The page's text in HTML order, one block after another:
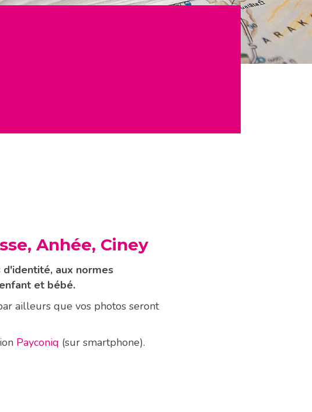
Anhée, Ciney
aux normes
et bébé.
ailleurs que vos photos seront
Payconiq (sur smartphone).